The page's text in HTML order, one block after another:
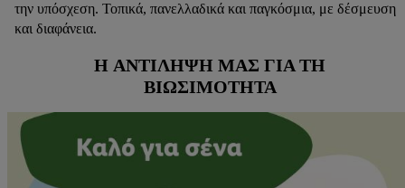
την υπόσχεση. Τοπικά, πανελλαδικά και παγκόσμια, με δέσμευση
και διαφάνεια.
H ΑΝΤΊΛΗΨΉ ΜΑΣ ΓΙΑ ΤΗ
ΒΙΩΣΙΜΌΤΗΤΑ